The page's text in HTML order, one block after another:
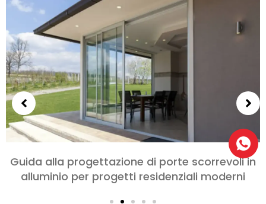
Scegliere le porte in alluminio per camere da
letto e soggiorni: Comfort, Stile, e Privacy